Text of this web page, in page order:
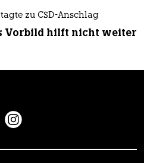
zu CSD-Anschlag
Vorbild hilft nicht weiter